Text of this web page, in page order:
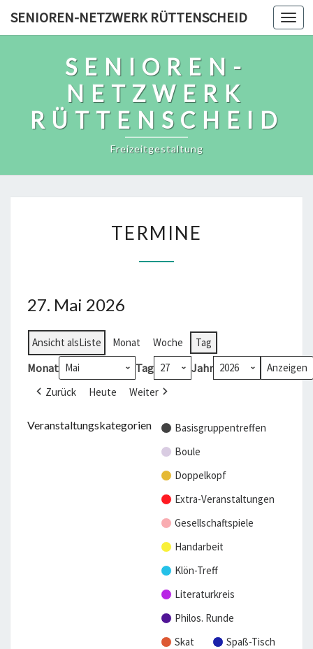
SENIOREN-NETZWERK RÜTTENSCHEID
SENIOREN-
NETZWERK
RÜTTENSCHEID
Freizeitgestaltung
TERMINE
27. Mai 2026
Ansicht alsListe Monat Woche Tag
Monat Tag Jahr
Zurück Heute Weiter
Veranstaltungskategorien
Basisgruppentreffen
Boule
Doppelkopf
Extra-Veranstaltungen
Gesellschaftspiele
Handarbeit
Klön-Treff
Literaturkreis
Philos. Runde
Skat
Spaß-Tisch